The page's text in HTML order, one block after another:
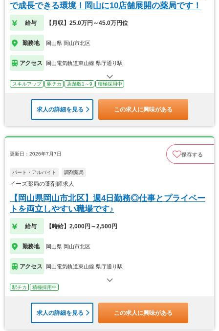
で成長できる環境！岡山に10店舗展開の薬局です！
給与 【月収】25.0万円～45.0万円位
勤務地 岡山県 岡山市北区
アクセス 岡山電気軌道東山線 県庁通り駅
スキルアップ 駅チカ 店舗数1～9 積極採用中
求人の詳細を見る この求人に興味がある
更新日：2026年7月7日 保存する
パート・アルバイト 調剤薬局
イーズ薬局の薬剤師求人
【岡山県岡山市北区】週4日勤務◎仕事とプライベー
トを両立しやすい職場です♪
給与 【時給】2,000円～2,500円
勤務地 岡山県 岡山市北区
アクセス 岡山電気軌道東山線 県庁通り駅
駅チカ 積極採用中
求人の詳細を見る この求人に興味がある